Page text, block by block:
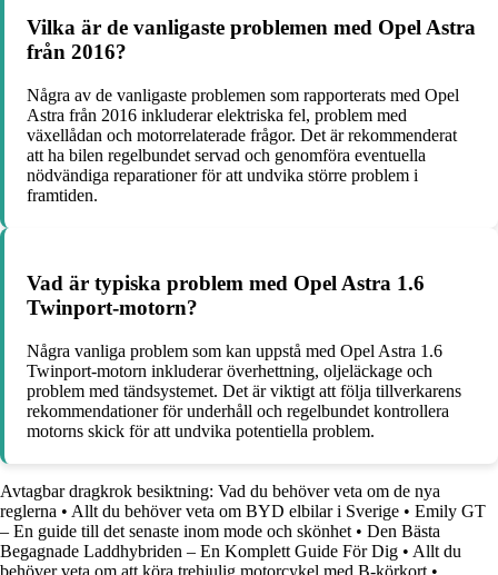
Vilka är de vanligaste problemen med Opel Astra
från 2016?
Några av de vanligaste problemen som rapporterats med Opel
Astra från 2016 inkluderar elektriska fel, problem med
växellådan och motorrelaterade frågor. Det är rekommenderat
att ha bilen regelbundet servad och genomföra eventuella
nödvändiga reparationer för att undvika större problem i
framtiden.
Vad är typiska problem med Opel Astra 1.6
Twinport-motorn?
Några vanliga problem som kan uppstå med Opel Astra 1.6
Twinport-motorn inkluderar överhettning, oljeläckage och
problem med tändsystemet. Det är viktigt att följa tillverkarens
rekommendationer för underhåll och regelbundet kontrollera
motorns skick för att undvika potentiella problem.
Avtagbar dragkrok besiktning: Vad du behöver veta om de nya
reglerna • Allt du behöver veta om BYD elbilar i Sverige • Emily GT
– En guide till det senaste inom mode och skönhet • Den Bästa
Begagnade Laddhybriden – En Komplett Guide För Dig • Allt du
behöver veta om att köra trehjulig motorcykel med B-körkort •